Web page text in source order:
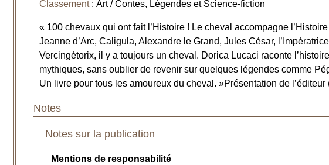
Classement: Art / Contes, Légendes et Science-fiction
« 100 chevaux qui ont fait l’Histoire ! Le cheval accompagne
Jeanne d’Arc, Caligula, Alexandre le Grand, Jules César,
Vercingétorix, il y a toujours un cheval. Dorica Lucaci raconte
mythiques, sans oublier de revenir sur quelques légendes comme
Un livre pour tous les amoureux du cheval. »Présentation de l’éditeur
Notes
Notes sur la publication
Mentions de responsabilité